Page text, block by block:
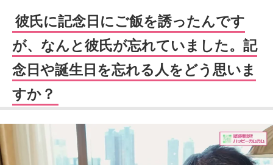
彼氏に記念日にご飯を誘ったんです
が、なんと彼氏が忘れていました。記
念日や誕生日を忘れる人をどう思いま
すか？